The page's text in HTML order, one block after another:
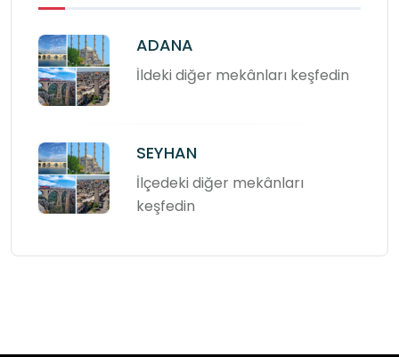
ADANA
İldeki diğer mekânları keşfedin
SEYHAN
İlçedeki diğer mekânları
keşfedin